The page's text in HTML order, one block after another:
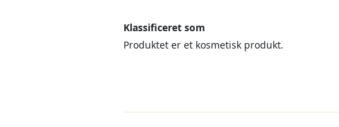
Klassificeret som
Produktet er et kosmetisk produkt.